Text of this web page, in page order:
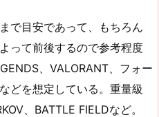
で目安であって、もちろん
って前後するので参考程度
、VALORANT、フォー
どを想定している。重量級
、BATTLE FIELDなど。